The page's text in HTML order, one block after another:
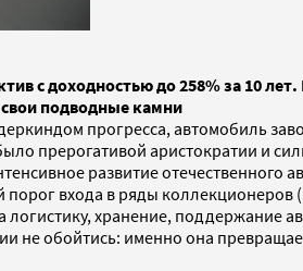
с доходностью до 258% за 10
подводные камни
прогресса, автомобиль
прерогативой аристократии и
развитие отечественного
входа в ряды
хранение, поддержание
не обойтись: именно она